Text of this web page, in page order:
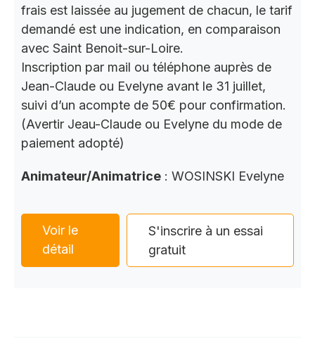
frais est laissée au jugement de chacun, le tarif
demandé est une indication, en comparaison
avec Saint Benoit-sur-Loire.
Inscription par mail ou téléphone auprès de
Jean-Claude ou Evelyne avant le 31 juillet,
suivi d’un acompte de 50€ pour confirmation.
(Avertir Jeau-Claude ou Evelyne du mode de
paiement adopté)
Animateur/Animatrice : WOSINSKI Evelyne
Voir le
détail
S'inscrire à un essai
gratuit